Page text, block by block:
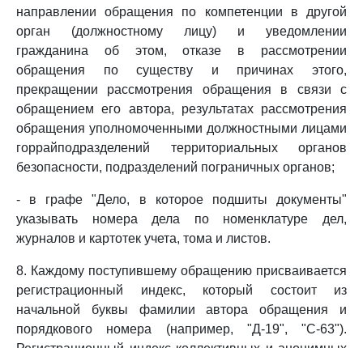
направлении обращения по компетенции в другой
орган (должностному лицу) и уведомлении
гражданина об этом, отказе в рассмотрении
обращения по существу и причинах этого,
прекращении рассмотрения обращения в связи с
обращением его автора, результатах рассмотрения
обращения уполномоченными должностными лицами
горрайподразделений территориальных органов
безопасности, подразделений пограничных органов;
- в графе "Дело, в которое подшиты документы"
указывать номера дела по номенклатуре дел,
журналов и картотек учета, тома и листов.
8. Каждому поступившему обращению присваивается
регистрационный индекс, который состоит из
начальной буквы фамилии автора обращения и
порядкового номера (например, "Д-19", "С-63").